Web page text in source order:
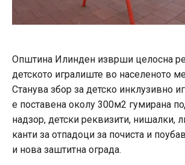
Општина Илинден изврши целосна
детското игралиште во населеното
Станува збор за детско инклузивно
е поставена околу 300м2 гумирана
надзор, детски реквизити, нишалки,
канти за отпадоци за почиста и
и нова заштитна ограда.